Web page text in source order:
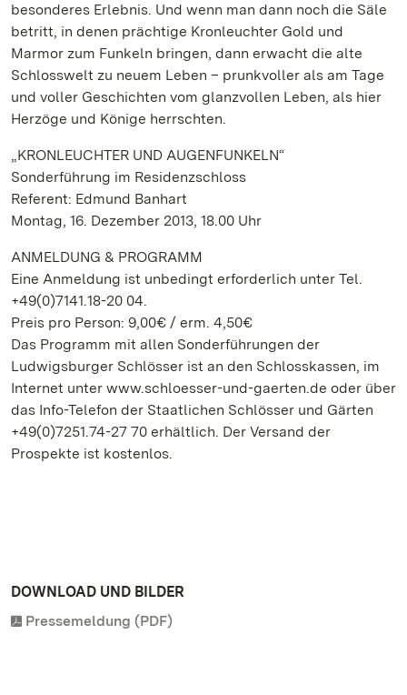
besonderes Erlebnis. Und wenn man dann noch die Säle
betritt, in denen prächtige Kronleuchter Gold und
Marmor zum Funkeln bringen, dann erwacht die alte
Schlosswelt zu neuem Leben – prunkvoller als am Tage
und voller Geschichten vom glanzvollen Leben, als hier
Herzöge und Könige herrschten.
„KRONLEUCHTER UND AUGENFUNKELN“
Sonderführung im Residenzschloss
Referent: Edmund Banhart
Montag, 16. Dezember 2013, 18.00 Uhr
ANMELDUNG & PROGRAMM
Eine Anmeldung ist unbedingt erforderlich unter Tel.
+49(0)7141.18-20 04.
Preis pro Person: 9,00€ / erm. 4,50€
Das Programm mit allen Sonderführungen der
Ludwigsburger Schlösser ist an den Schlosskassen, im
Internet unter www.schloesser-und-gaerten.de oder über
das Info-Telefon der Staatlichen Schlösser und Gärten
+49(0)7251.74-27 70 erhältlich. Der Versand der
Prospekte ist kostenlos.
DOWNLOAD UND BILDER
Pressemeldung (PDF)